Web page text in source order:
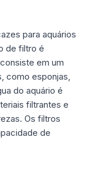
para aquários
de filtro é
em um
como esponjas,
do aquário é
filtrantes e
Os filtros
de